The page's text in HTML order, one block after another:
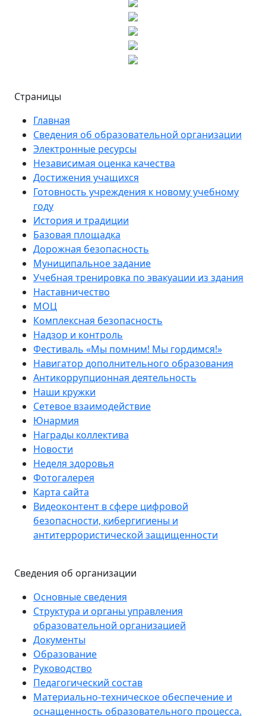
Страницы
Главная
Сведения об образовательной организации
Электронные ресурсы
Независимая оценка качества
Достижения учащихся
Готовность учреждения к новому учебному
году
История и традиции
Базовая площадка
Дорожная безопасность
Муниципальное задание
Учебная тренировка по эвакуации из здания
Наставничество
МОЦ
Комплексная безопасность
Надзор и контроль
Фестиваль «Мы помним! Мы гордимся!»
Навигатор дополнительного образования
Антикоррупционная деятельность
Наши кружки
Сетевое взаимодействие
Юнармия
Награды коллектива
Новости
Неделя здоровья
Фотогалерея
Карта сайта
Видеоконтент в сфере цифровой
безопасности, кибергигиены и
антитеррористической защищенности
Сведения об организации
Основные сведения
Структура и органы управления
образовательной организацией
Документы
Образование
Руководство
Педагогический состав
Материально-техническое обеспечение и
оснащенность образовательного процесса.